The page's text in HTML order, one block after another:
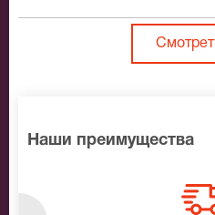
Наши преимущества